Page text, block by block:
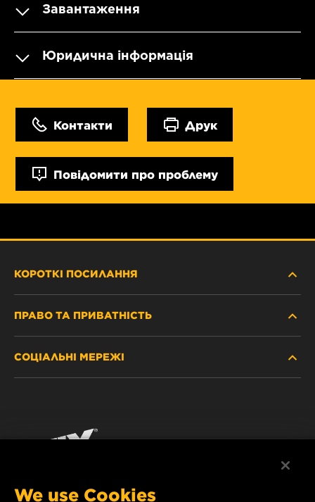
Завантаження
Юридична інформація
Контакти Друк
Повідомити про проблему
КОРОТКІ ПОСИЛАННЯ
ПРАВО ТА ПРИВАТНІСТЬ
ЗАХИСТ ПЕРСОНАЛЬНИХ ДАНИХ
РЕКВІЗИТИ
СОЦІАЛЬНІ МЕРЕЖІ
We use Cookies